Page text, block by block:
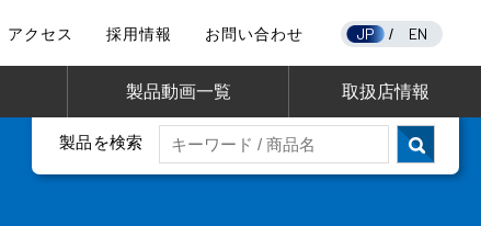
アクセス 採用情報 お問い合わせ JP / EN
製品動画一覧 取扱店情報
製品を検索